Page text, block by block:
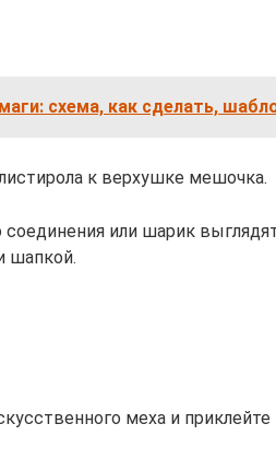
схема, как сделать,
к верхушке мешочка.
или шарик
шапкой.
меха и приклейте